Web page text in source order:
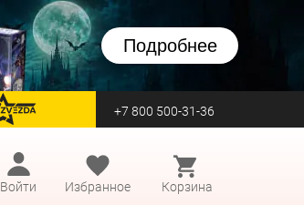
Подробнее
перейти на Zvezda +7 800 500-31-36
Войти
Избранное Корзина